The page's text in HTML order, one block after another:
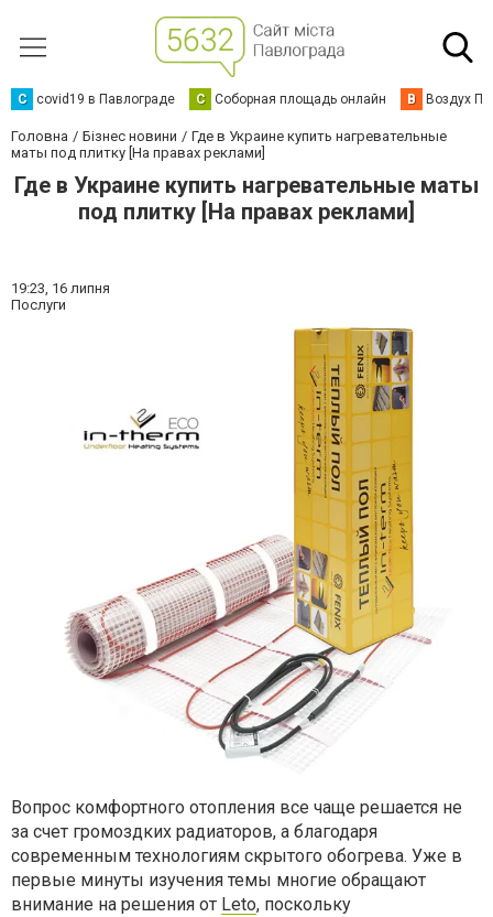
C covid19 в Павлограде С Соборная площадь онлайн В Воздух
Головна Бізнес новини
Где в Украине купить нагревательные
маты под плитку [На правах реклами]
Где в Украине купить нагревательные маты
под плитку [На правах реклами]
19:23, 16 липня
Послуги
Вопрос комфортного отопления все чаще решается не
за счет громоздких радиаторов, а благодаря
современным технологиям скрытого обогрева. Уже в
первые минуты изучения темы многие обращают
внимание на решения от Leto, поскольку